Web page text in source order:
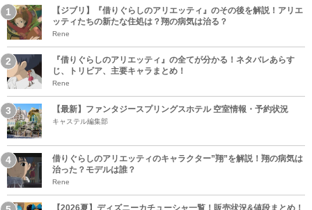
【ジブリ】『借りぐらしのアリエッティ』のその後を解説！アリエ
ッティたちの新たな住処は？翔の病気は治る？
Rene
『借りぐらしのアリエッティ』の全てが分かる！ネタバレあらす
じ、トリビア、主要キャラまとめ！
Rene
【最新】ファンタジースプリングスホテル 空室情報・予約状況
キャステル編集部
借りぐらしのアリエッティのキャラクター”翔”を解説！翔の病気は
治った？モデルは誰？
Rene
【2026夏】ディズニーカチューシャ一覧！販売状況&値段まとめ！